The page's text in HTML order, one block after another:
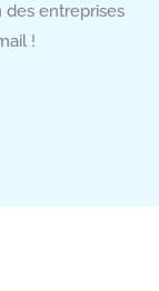
entreprises
!